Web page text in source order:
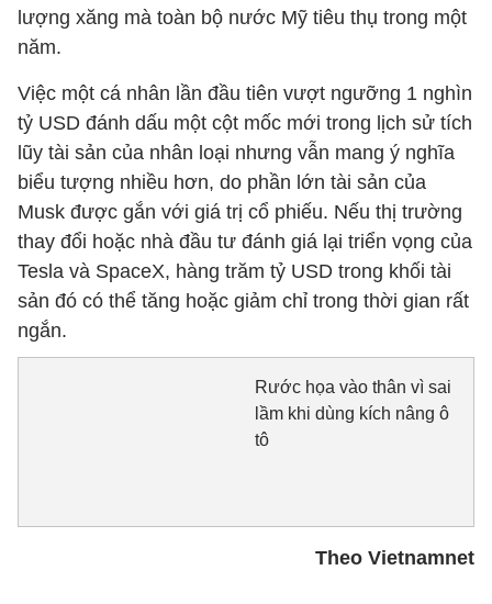
lượng xăng mà toàn bộ nước Mỹ tiêu thụ trong một
năm.
Việc một cá nhân lần đầu tiên vượt ngưỡng 1 nghìn
tỷ USD đánh dấu một cột mốc mới trong lịch sử tích
lũy tài sản của nhân loại nhưng vẫn mang ý nghĩa
biểu tượng nhiều hơn, do phần lớn tài sản của
Musk được gắn với giá trị cổ phiếu. Nếu thị trường
thay đổi hoặc nhà đầu tư đánh giá lại triển vọng của
Tesla và SpaceX, hàng trăm tỷ USD trong khối tài
sản đó có thể tăng hoặc giảm chỉ trong thời gian rất
ngắn.
Rước họa vào thân vì sai
lầm khi dùng kích nâng ô
tô
Theo Vietnamnet